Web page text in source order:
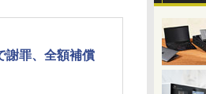
謝罪、全額補償